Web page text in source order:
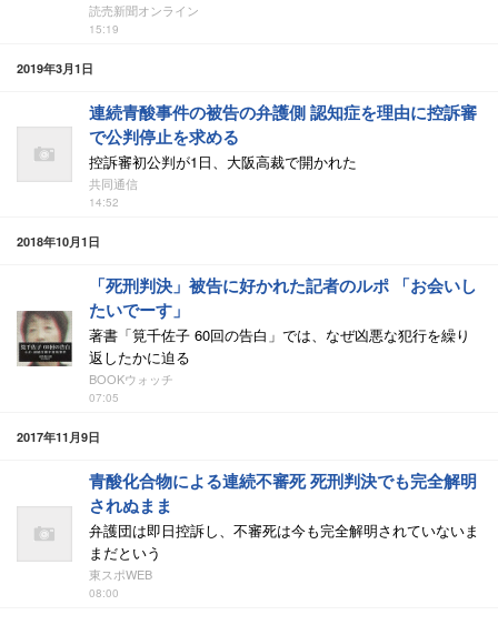
読売新聞オンライン
15:19
2019年3月1日
連続青酸事件の被告の弁護側 認知症を理由に控訴審
で公判停止を求める
控訴審初公判が1日、大阪高裁で開かれた
共同通信
14:52
2018年10月1日
「死刑判決」被告に好かれた記者のルポ 「お会いし
たいでーす」
著書「筧千佐子 60回の告白」では、なぜ凶悪な犯行を繰り
返したかに迫る
BOOKウォッチ
07:05
2017年11月9日
青酸化合物による連続不審死 死刑判決でも完全解明
されぬまま
弁護団は即日控訴し、不審死は今も完全解明されていないま
まだという
東スポWEB
08:00